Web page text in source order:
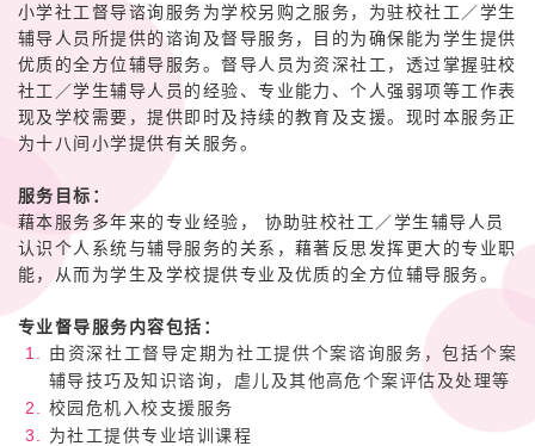
小学社工督导谘询服务为学校另购之服务，为驻校社工／学生
辅导人员所提供的谘询及督导服务，目的为确保能为学生提供
优质的全方位辅导服务。督导人员为资深社工，透过掌握驻校
社工／学生辅导人员的经验、专业能力、个人强弱项等工作表
现及学校需要，提供即时及持续的教育及支援。现时本服务正
为十八间小学提供有关服务。
服务目标：
藉本服务多年来的专业经验， 协助驻校社工／学生辅导人员
认识个人系统与辅导服务的关系，藉著反思发挥更大的专业职
能，从而为学生及学校提供专业及优质的全方位辅导服务。
专业督导服务内容包括：
由资深社工督导定期为社工提供个案谘询服务，包括个案
辅导技巧及知识谘询，虐儿及其他高危个案评估及处理等
校园危机入校支援服务
为社工提供专业培训课程